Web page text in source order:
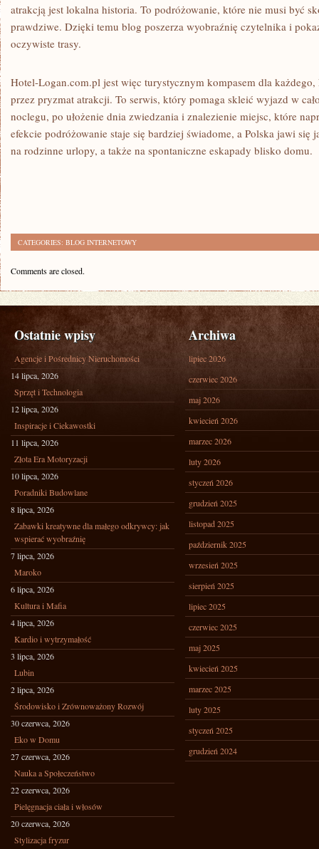
atrakcją jest lokalna historia. To podróżowanie, które nie musi być
prawdziwe. Dzięki temu blog poszerza wyobraźnię czytelnika i
oczywiste trasy.
Hotel-Logan.com.pl jest więc turystycznym kompasem dla
przez pryzmat atrakcji. To serwis, który pomaga skleić wyjazd w
noclegu, po ułożenie dnia zwiedzania i znalezienie miejsc, które
efekcie podróżowanie staje się bardziej świadome, a Polska jawi
na rodzinne urlopy, a także na spontaniczne eskapady blisko domu.
CATEGORIES: BLOG INTERNETOWY
Comments are closed.
Ostatnie wpisy
Agencje i Pośrednicy Nieruchomości
14 lipca, 2026
Sprzęt i Technologia
12 lipca, 2026
Inspiracje i Ciekawostki
11 lipca, 2026
Złota Era Motoryzacji
10 lipca, 2026
Poradniki Budowlane
8 lipca, 2026
Zabawki kreatywne dla małego odkrywcy: jak
wspierać wyobraźnię
7 lipca, 2026
Maroko
6 lipca, 2026
Kultura i Mafia
4 lipca, 2026
Kardio i wytrzymałość
3 lipca, 2026
Lubin
2 lipca, 2026
Środowisko i Zrównoważony Rozwój
30 czerwca, 2026
Eko w Domu
27 czerwca, 2026
Nauka a Społeczeństwo
22 czerwca, 2026
Pielęgnacja ciała i włosów
20 czerwca, 2026
Stylizacja fryzur
Archiwa
lipiec 2026
czerwiec 2026
maj 2026
kwiecień 2026
marzec 2026
luty 2026
styczeń 2026
grudzień 2025
listopad 2025
październik 2025
wrzesień 2025
sierpień 2025
lipiec 2025
czerwiec 2025
maj 2025
kwiecień 2025
marzec 2025
luty 2025
styczeń 2025
grudzień 2024